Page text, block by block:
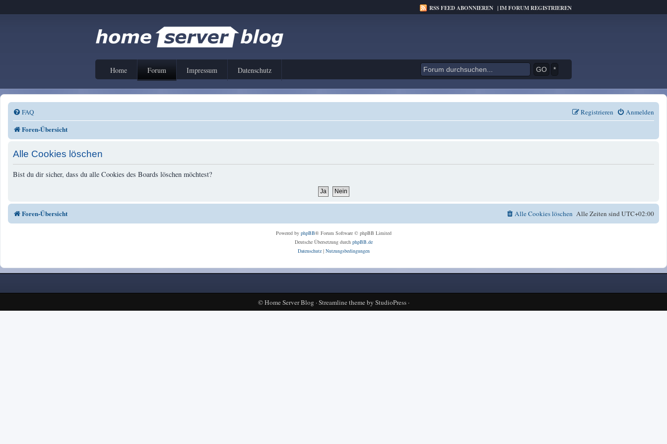
RSS FEED ABONNIEREN |IM FORUM REGISTRIEREN
Home Forum Impressum Datenschutz *
FAQ Anmelden
Registrieren
Foren-Übersicht
Alle Cookies löschen
Bist du dir sicher, dass du alle Cookies des Boards löschen möchtest?
Foren-Übersicht Alle Zeiten sindUTC+02:00
Alle Cookies löschen
Powered by phpBB® Forum Software © phpBB Limited
Deutsche Übersetzung durch phpBB.de
Datenschutz| Nutzungsbedingungen
©Home Server Blog ·Streamline themeby StudioPress·